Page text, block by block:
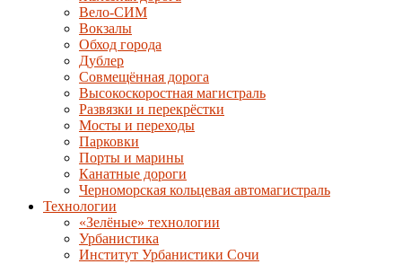
Вело-СИМ
Вокзалы
Обход города
Дублер
Совмещённая дорога
Высокоскоростная магистраль
Развязки и перекрёстки
Мосты и переходы
Парковки
Порты и марины
Канатные дороги
Черноморская кольцевая автомагистраль
Технологии
«Зелёные» технологии
Урбанистика
Институт Урбанистики Сочи